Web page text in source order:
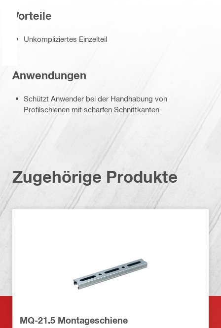
Vorteile
Unkompliziertes Einzelteil
Anwendungen
Schützt Anwender bei der Handhabung von
Profilschienen mit scharfen Schnittkanten
Zugehörige Produkte
MQ-21.5 Montageschiene